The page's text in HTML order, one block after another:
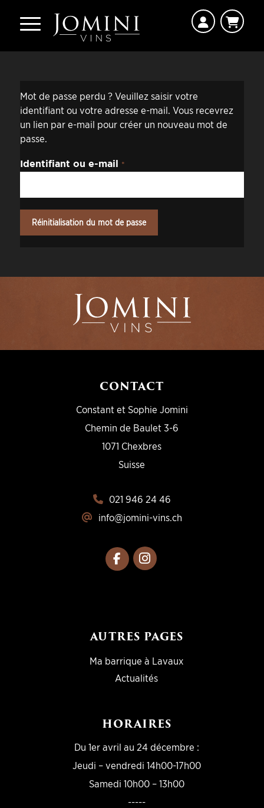
Mot de passe perdu ? Veuillez saisir votre
identifiant ou votre adresse e-mail. Vous recevrez
un lien par e-mail pour créer un nouveau mot de
passe.
Identifiant ou e-mail *
Réinitialisation du mot de passe
CONTACT
Constant et Sophie Jomini
Chemin de Baulet 3-6
1071 Chexbres
Suisse
021 946 24 46
info@jomini-vins.ch
AUTRES PAGES
Ma barrique à Lavaux
Actualités
HORAIRES
Du 1er avril au 24 décembre :
Jeudi – vendredi 14h00-17h00
Samedi 10h00 – 13h00
-----